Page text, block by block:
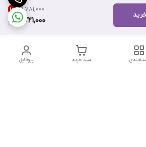
۹٬۷۸۱٬۰۰۰ 10%
8,721,000
پروفایل سبد خرید